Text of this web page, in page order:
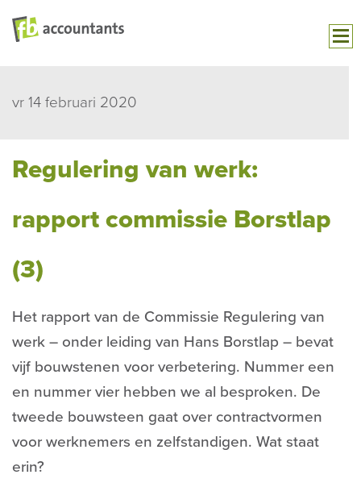
vr 14 februari 2020
Regulering van werk:
rapport commissie Borstlap
(3)
Het rapport van de Commissie Regulering van
werk – onder leiding van Hans Borstlap – bevat
vijf bouwstenen voor verbetering. Nummer een
en nummer vier hebben we al besproken. De
tweede bouwsteen gaat over contractvormen
voor werknemers en zelfstandigen. Wat staat
erin?